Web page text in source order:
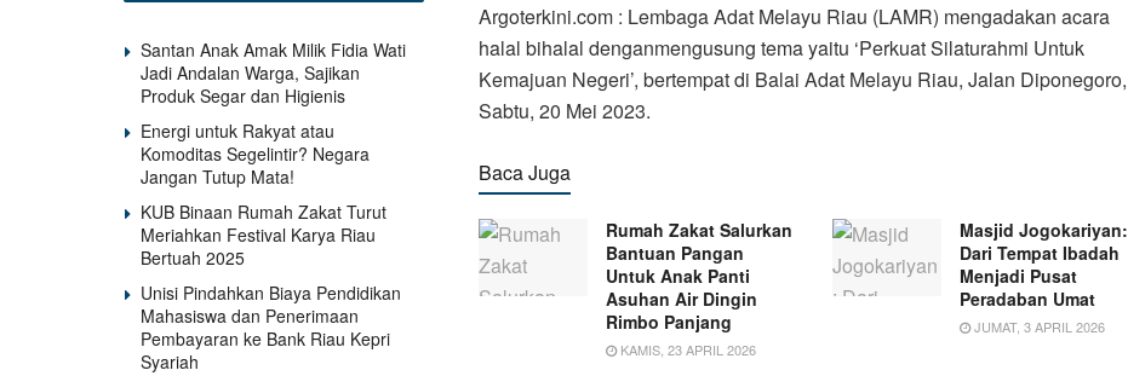
Argoterkini.com : Lembaga Adat Melayu Riau (LAMR) mengadakan acara
halal bihalal denganmengusung tema yaitu ‘Perkuat Silaturahmi Untuk
Kemajuan Negeri’, bertempat di Balai Adat Melayu Riau, Jalan Diponegoro,
Sabtu, 20 Mei 2023.
Baca Juga
Rumah Zakat Salurkan
Bantuan Pangan
Untuk Anak Panti
Asuhan Air Dingin
Rimbo Panjang
KAMIS, 23 APRIL 2026
Masjid Jogokariyan:
Dari Tempat Ibadah
Menjadi Pusat
Peradaban Umat
JUMAT, 3 APRIL 2026
Santan Anak Amak Milik Fidia Wati
Jadi Andalan Warga, Sajikan
Produk Segar dan Higienis
Energi untuk Rakyat atau
Komoditas Segelintir? Negara
Jangan Tutup Mata!
KUB Binaan Rumah Zakat Turut
Meriahkan Festival Karya Riau
Bertuah 2025
Unisi Pindahkan Biaya Pendidikan
Mahasiswa dan Penerimaan
Pembayaran ke Bank Riau Kepri
Syariah